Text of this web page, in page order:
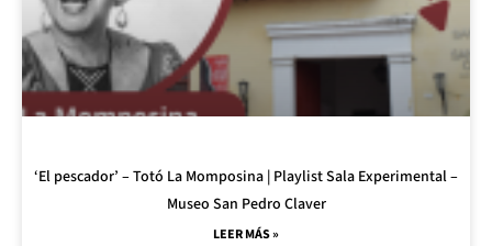
‘El pescador’ – Totó La Momposina | Playlist Sala Experimental –
Museo San Pedro Claver
LEER MÁS »